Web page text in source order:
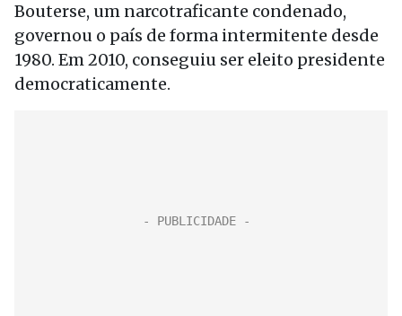
Bouterse, um narcotraficante condenado,
governou o país de forma intermitente desde
1980. Em 2010, conseguiu ser eleito presidente
democraticamente.